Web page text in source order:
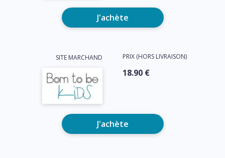
J'achète
SITE MARCHAND PRIX (HORS LIVRAISON)
18.90 €
J'achète